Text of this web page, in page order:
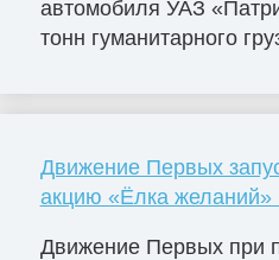
автомобиля УАЗ
тонн гуманитарного
Движение Первых
акцию «Ёлка желаний»
Движение Первых при